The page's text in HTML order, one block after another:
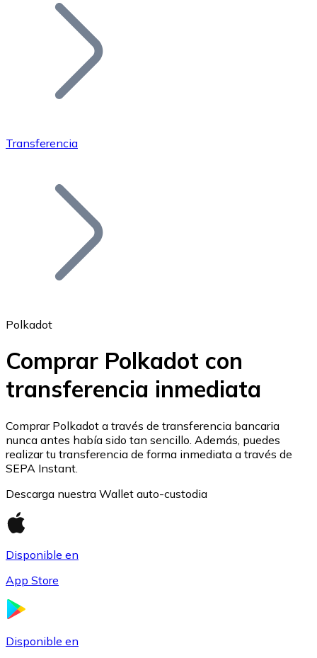
Añade tu proyecto a nuestro ecosistema.
Bitcoin
Ethereum
ETH
Transferencia
Polkadot
Comprar Polkadot con
transferencia inmediata
Comprar Polkadot a través de transferencia bancaria
nunca antes había sido tan sencillo. Además, puedes
realizar tu transferencia de forma inmediata a través de
SEPA Instant.
Descarga nuestra Wallet auto-custodia
Disponible en
App Store
Disponible en